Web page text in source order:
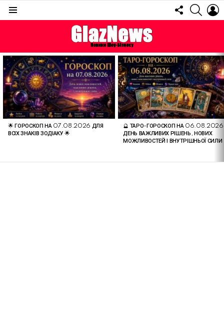
FOLLOW
US
ОСТАННІ
СТАТТІ
🌟 ГОРОСКОП НА 07.08.2026 ДЛЯ
ВСІХ ЗНАКІВ ЗОДІАКУ 🌟
🔮 ТАРО-ГОРОСКОП НА
ДЕНЬ ВАЖЛИВИХ РІШЕНЬ, НОВИХ
МОЖЛИВОСТЕЙ І ВНУТРІШНЬОЇ СИЛИ